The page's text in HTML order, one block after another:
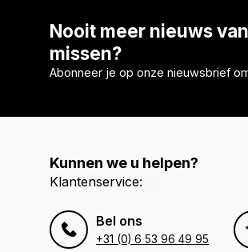
Nooit meer nieuws
missen?
Abonneer je op onze nieuwsbrief
Kunnen we u helpen?
Klantenservice:
Bel ons
+31 (0) 6 53 96 49 95